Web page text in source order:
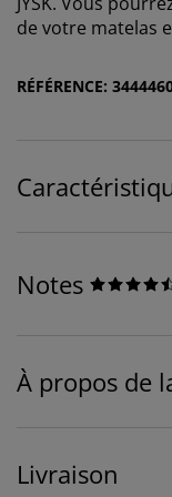
de votre matelas
RÉFÉRENCE:
Notes
À propos de
Livraison